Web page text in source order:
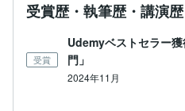
受賞歴・執筆歴・講演歴
受賞
Udemyベストセラー
門」
2024年11月